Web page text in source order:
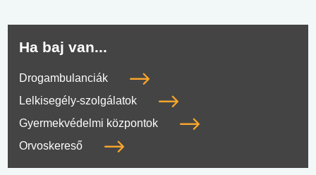
Ha baj van...
Drogambulanciák
Lelkisegély-szolgálatok
Gyermekvédelmi központok
Orvoskereső